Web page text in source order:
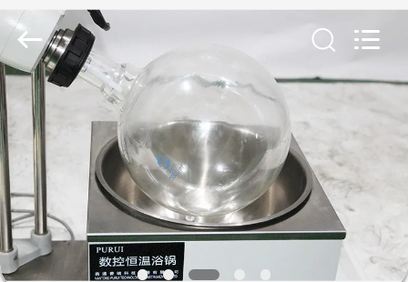
HAUS
PRODUKTE
ÜBER
UNS
Sanjing
Chemglass
Co.,Ltd.
Rights
Reserved.